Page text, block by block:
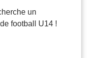
un
football U14 !